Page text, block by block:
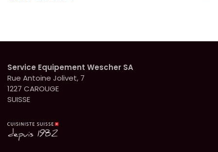
Service Equipement Wescher SA
Rue Antoine Jolivet, 7
1227 CAROUGE
SUISSE